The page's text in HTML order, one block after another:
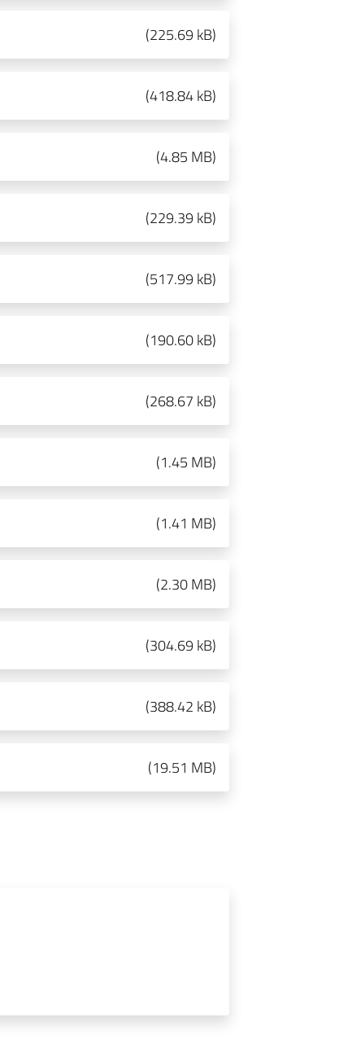
(225.69 kB)
(418.84 kB)
(4.85 MB)
(229.39 kB)
(517.99 kB)
(190.60 kB)
(268.67 kB)
(1.45 MB)
(1.41 MB)
(2.30 MB)
(304.69 kB)
(388.42 kB)
(19.51 MB)